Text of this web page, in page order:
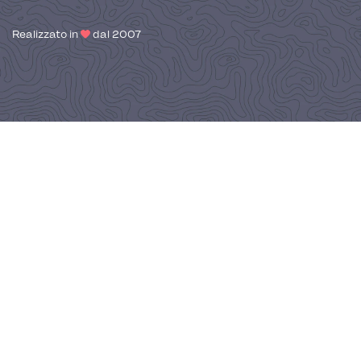
Realizzato in dal 2007